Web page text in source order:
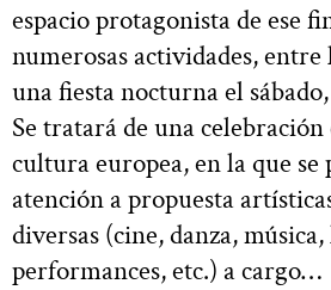
espacio protagonista de ese
numerosas actividades, entre
una fiesta nocturna el
Se tratará de una
cultura europea, en la que se
atención a propuesta
diversas (cine, danza,
performances, etc.) a cargo…